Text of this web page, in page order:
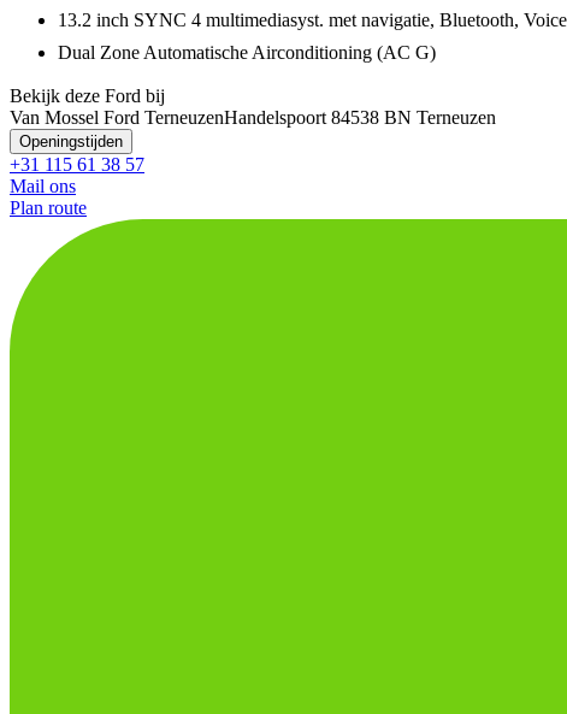
13.2 inch SYNC 4 multimediasyst. met navigatie, Bluetooth,
Dual Zone Automatische Airconditioning (AC G)
Bekijk deze Ford bij
Van Mossel Ford TerneuzenHandelspoort 84538 BN Terneuzen
Openingstijden
+31 115 61 38 57
Mail ons
Plan route